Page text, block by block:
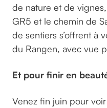
de nature et de
GR5 et le chemin de
de sentiers s’offrent à
du Rangen, avec vue
Et pour finir en
Venez fin juin pour